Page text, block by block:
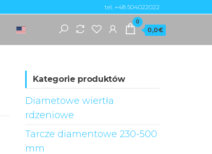
tel. +48 504022022
0
0,0€
Kategorie produktów
Diametowe wiertła
rdzeniowe
Tarcze diamentowe 230-500
mm